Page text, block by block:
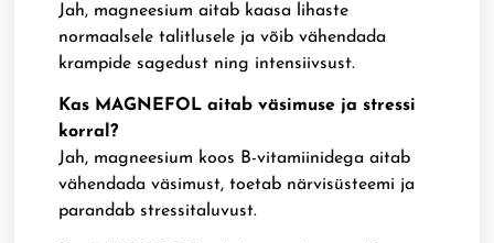
Jah, magneesium aitab kaasa lihaste
normaalsele talitlusele ja võib vähendada
krampide sagedust ning intensiivsust.
Kas MAGNEFOL aitab väsimuse ja stressi
korral?
Jah, magneesium koos B-vitamiinidega aitab
vähendada väsimust, toetab närvisüsteemi ja
parandab stressitaluvust.